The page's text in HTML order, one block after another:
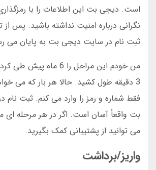
است. دیجی بت این اطلاعات را با
نگرانی درباره امنیت نداشته باشید. پس از
ثبت نام در سایت دیجی بت به پایان می
من خودم این مراحل را 6
3 دقیقه طول کشید. حالا هر بار که می
فقط شماره و رمز را وارد می کنم. ثبت
بت واقعاً آسان است. اگر در هر مرحله ای
می توانید از پشتیبانی کمک بگیرید.
واریز/برداشت